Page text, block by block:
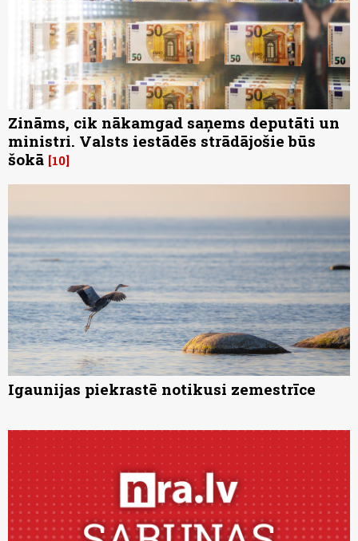
Zināms, cik nākamgad saņems deputāti un
ministri. Valsts iestādēs strādājošie būs
šokā 10
Igaunijas piekrastē notikusi zemestrīce